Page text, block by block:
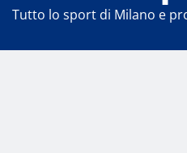
Tutto lo sport di Milano e